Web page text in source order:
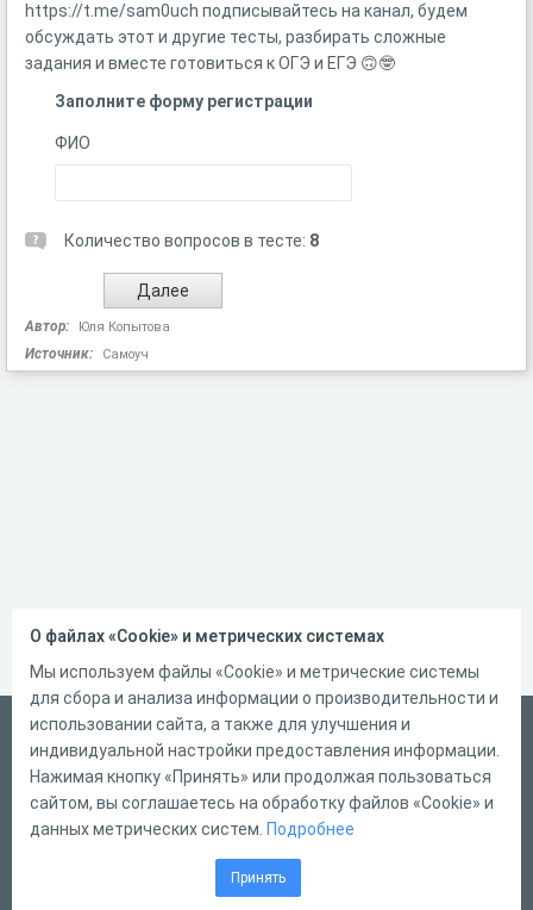
https://t.me/sam0uch подписывайтесь на канал, будем
обсуждать этот и другие тесты, разбирать сложные
задания и вместе готовиться к ОГЭ и ЕГЭ 🙃🤓
Заполните форму регистрации
ФИО
Количество вопросов в тесте: 8
Автор: Юля Копытова
Источник: Самоуч
Русский
Справка
Форма обратной связи
О файлах «Cookie» и метрических системах
Мы используем файлы «Cookie» и метрические системы
для сбора и анализа информации о производительности и
использовании сайта, а также для улучшения и
индивидуальной настройки предоставления информации.
Нажимая кнопку «Принять» или продолжая пользоваться
сайтом, вы соглашаетесь на обработку файлов «Cookie» и
данных метрических систем. Подробнее
Принять